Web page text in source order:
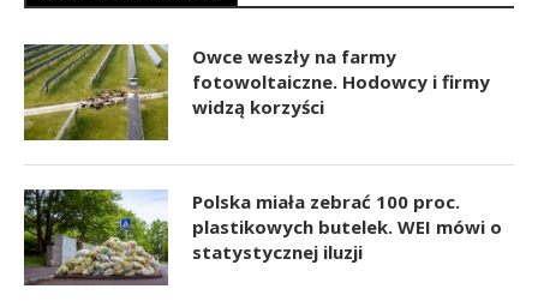
Owce weszły na farmy
fotowoltaiczne. Hodowcy i firmy
widzą korzyści
Polska miała zebrać 100 proc.
plastikowych butelek. WEI mówi o
statystycznej iluzji